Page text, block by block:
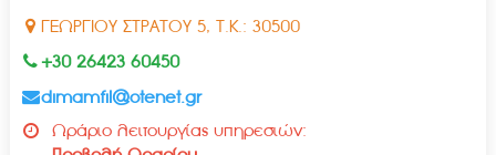
ΓΕΩΡΓΙΟΥ ΣΤΡΑΤΟΥ 5, Τ.Κ.: 30500
+30 26423 60450
dimamfil@otenet.gr
Ωράριο λειτουργίας υπηρεσιών: